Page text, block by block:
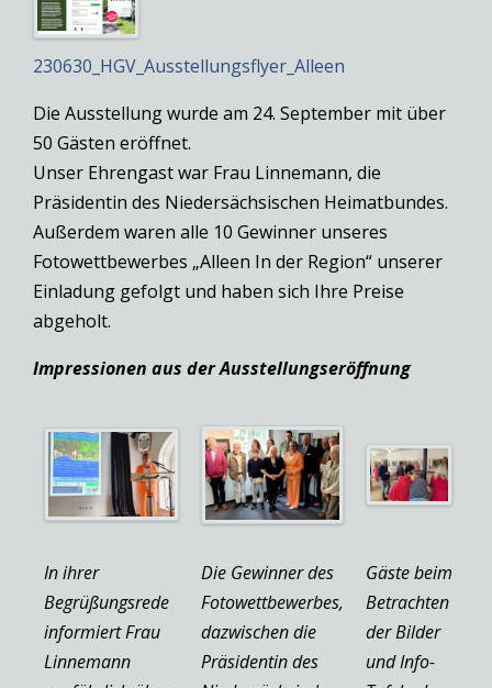
230630_HGV_Ausstellungsflyer_Alleen
Die Ausstellung wurde am 24. September mit über
50 Gästen eröffnet.
Unser Ehrengast war Frau Linnemann, die
Präsidentin des Niedersächsischen Heimatbundes.
Außerdem waren alle 10 Gewinner unseres
Fotowettbewerbes „Alleen In der Region“ unserer
Einladung gefolgt und haben sich Ihre Preise
abgeholt.
Impressionen aus der Ausstellungseröffnung
In ihrer
Begrüßungsrede
informiert Frau
Linnemann
Die Gewinner des
Fotowettbewerbes,
dazwischen die
Präsidentin des
Gäste beim
Betrachten
der Bilder
und Info-